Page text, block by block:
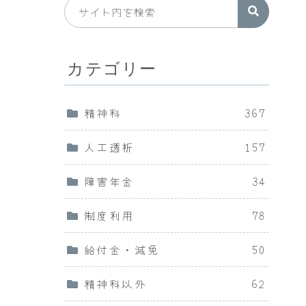
カテゴリー
精神科 367
人工透析 157
障害年金 34
制度利用 78
給付金・減免 50
精神科以外 62